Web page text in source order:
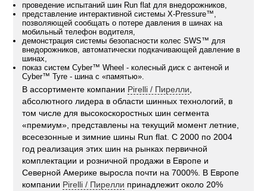
проведение испытаний шин Run flat для внедорожников,
представление интерактивной системы X-Pressure™,
позволяющей сообщать о потере давления в шинах на
мобильный телефон водителя,
демонстрация системы безопасности колес SWS™ для
внедорожников, автоматически подкачивающей давление в
шинах,
показ систем Cyber™ Wheel - колесный диск с антеной и
Cyber™ Tyre - шина с «памятью».
В ассортименте компании Pirelli / Пирелли,
абсолютного лидера в области шинных технологий, в
том числе для высокоскоростных шин сегмента
«премиум», представлены на текущий момент летние,
всесезонные и зимние шины Run flat. С 2000 по 2004
год реализация этих шин на рынках первичной
комплектации и розничной продажи в Европе и
Северной Америке выросла почти на 7000%. В Европе
компании Pirelli / Пирелли принадлежит около 20%